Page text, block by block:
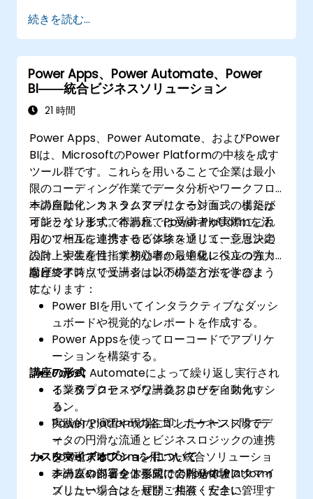
続きを読む...
Power Apps、Power Automate、Power
BI――統合ビジネスソリューション
21 時間
Power Apps、Power Automate、およびPower
BIは、MicrosoftのPower Platformの中核を成す
ツール群です。これらを用いることで企業は最小
限のコーディング作業でデータ分析やワークフロ
ーの自動化、カスタムアプリケーションの構築が
可能となります。本講座では受講者が実際にこれ
らのツールを連携させる体験を通じて、意思決定
の向上や生産性・業務効率の最適化に役立つ強力
なビジネスソリューションの構築方法を学びま
す。
本講座はインストラクターによる対面式、または
オンライン形式で行われ、Power Platformを活
用して相互に連携するビジネスソリューションの
設計・実装を目指す初心者から中級レベルの方々
向けです。
講座終了時点で受講者は以下のことができるよう
になります：
Power BIを用いてインタラクティブなダッシ
ュボードや視覚的なレポートを作成する。
Power Appsを使ってローコードでアプリケ
ーションを構築する。
Power Automateによって繰り返し実行され
る業務プロセスやワークフローを自動化す
る。
Power Platformの各コンポーネント間でデ
ータの円滑な流通とビジネスロジックの連携
を実現する。
チームや部署全体へ向けてPower Platform
ソリューションを展開・共有・安全に管理す
講座の形式
インタラクティブな講義およびディスカッシ
ョン。
実践的な演習や現場に即したケーススタデ
ィ。
Power Platformを用いた統合ソリューショ
ンのプロジェクト形式での開発体験。
カスタマイズオプションについて
本講座の内容をご要望に合わせてカスタマイ
ズしたい場合は、ぜひご相談ください。